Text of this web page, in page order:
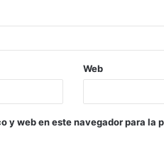
Web
y web en este navegador para la